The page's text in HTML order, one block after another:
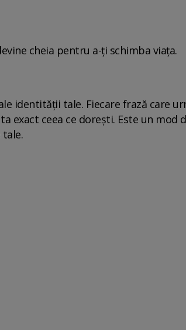
cheia pentru a-ți schimba viața.
identității tale. Fiecare frază care
exact ceea ce dorești. Este un mod